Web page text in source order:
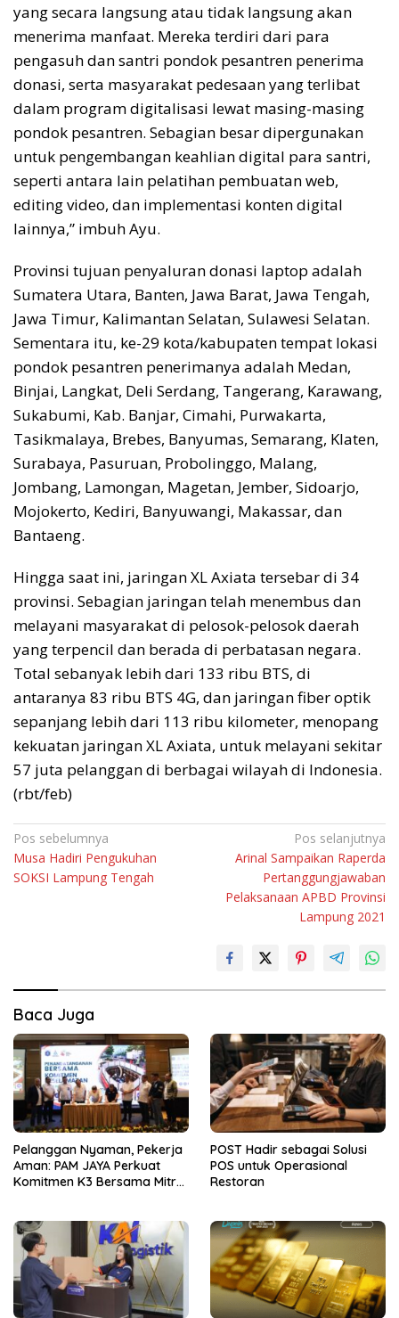
yang secara langsung atau tidak langsung akan
menerima manfaat. Mereka terdiri dari para
pengasuh dan santri pondok pesantren penerima
donasi, serta masyarakat pedesaan yang terlibat
dalam program digitalisasi lewat masing-masing
pondok pesantren. Sebagian besar dipergunakan
untuk pengembangan keahlian digital para santri,
seperti antara lain pelatihan pembuatan web,
editing video, dan implementasi konten digital
lainnya,” imbuh Ayu.
Provinsi tujuan penyaluran donasi laptop adalah
Sumatera Utara, Banten, Jawa Barat, Jawa Tengah,
Jawa Timur, Kalimantan Selatan, Sulawesi Selatan.
Sementara itu, ke-29 kota/kabupaten tempat lokasi
pondok pesantren penerimanya adalah Medan,
Binjai, Langkat, Deli Serdang, Tangerang, Karawang,
Sukabumi, Kab. Banjar, Cimahi, Purwakarta,
Tasikmalaya, Brebes, Banyumas, Semarang, Klaten,
Surabaya, Pasuruan, Probolinggo, Malang,
Jombang, Lamongan, Magetan, Jember, Sidoarjo,
Mojokerto, Kediri, Banyuwangi, Makassar, dan
Bantaeng.
Hingga saat ini, jaringan XL Axiata tersebar di 34
provinsi. Sebagian jaringan telah menembus dan
melayani masyarakat di pelosok-pelosok daerah
yang terpencil dan berada di perbatasan negara.
Total sebanyak lebih dari 133 ribu BTS, di
antaranya 83 ribu BTS 4G, dan jaringan fiber optik
sepanjang lebih dari 113 ribu kilometer, menopang
kekuatan jaringan XL Axiata, untuk melayani sekitar
57 juta pelanggan di berbagai wilayah di Indonesia.
(rbt/feb)
Navigasi
pos
Pos sebelumnya
Musa Hadiri Pengukuhan
SOKSI Lampung Tengah
Pos selanjutnya
Arinal Sampaikan Raperda
Pertanggungjawaban
Pelaksanaan APBD Provinsi
Lampung 2021
Baca Juga
Pelanggan Nyaman, Pekerja
Aman: PAM JAYA Perkuat
Komitmen K3 Bersama Mitra
POST Hadir sebagai Solusi
POS untuk Operasional
Restoran